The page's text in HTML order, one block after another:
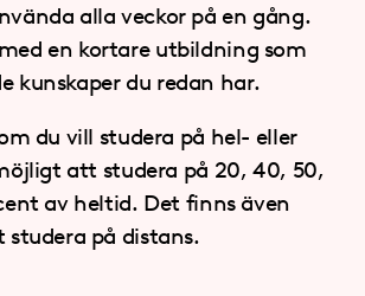
alla veckor på en gång.
en kortare utbildning som
kunskaper du redan har.
du vill studera på hel- eller
att studera på 20, 40, 50,
av heltid. Det finns även
på distans.